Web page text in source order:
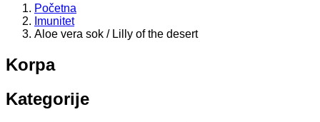
Početna
Imunitet
Aloe vera sok / Lilly of the desert
Korpa
Kategorije